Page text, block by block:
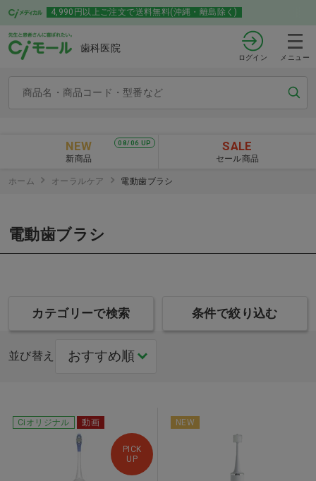
4,990円以上ご注文で送料無料(沖縄・離島除く)
歯科医院
ログイン メニュー
08/06 UP
NEW
新商品
SALE
セール商品
ホーム オーラルケア 電動歯ブラシ
電動歯ブラシ
カテゴリーで検索 条件で絞り込む
並び替え
PICK
UP
Ciオリジナル 動画 NEW